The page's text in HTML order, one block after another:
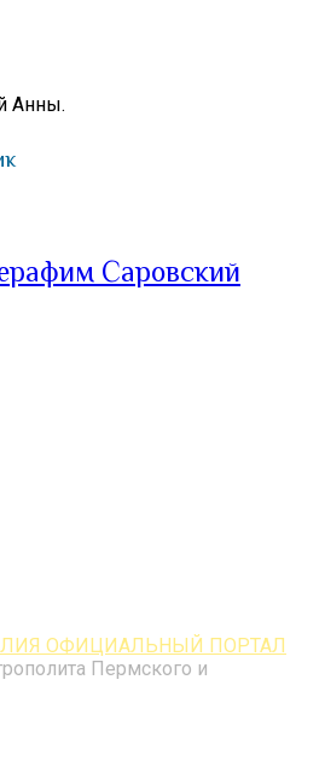
Анны.
Саровский
ОФИЦИАЛЬНЫЙ ПОРТАЛ
Пермского и